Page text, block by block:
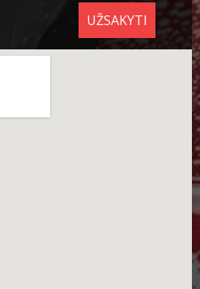
UŽSAKYTI